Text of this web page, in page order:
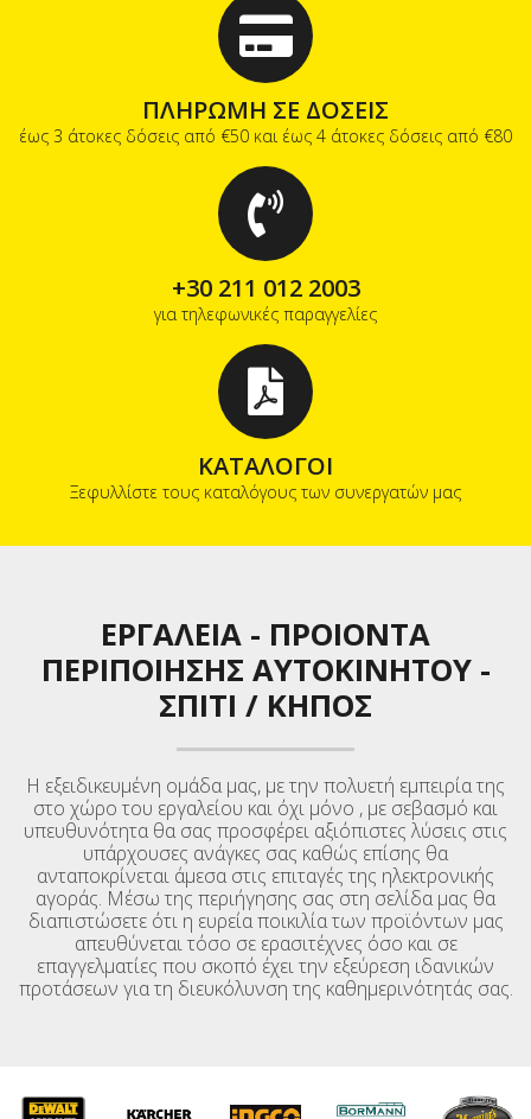
ΠΛΗΡΩΜΗ ΣΕ ΔΟΣΕΙΣ
έως 3 άτοκες δόσεις από €50 και έως 4 άτοκες δόσεις από €80
+30 211 012 2003
για τηλεφωνικές παραγγελίες
ΚΑΤΑΛΟΓΟΙ
Ξεφυλλίστε τους καταλόγους των συνεργατών μας
ΕΡΓΑΛΕΙΑ - ΠΡΟΙΟΝΤΑ
ΠΕΡΙΠΟΙΗΣΗΣ ΑΥΤΟΚΙΝΉΤΟΥ-
ΣΠΙΤΙ / ΚΉΠΟΣ
Η εξειδικευμένη ομάδα μας, με την πολυετή εμπειρία της
στο χώρο του εργαλείου και όχι μόνο , με σεβασμό και
υπευθυνότητα θα σας προσφέρει αξιόπιστες λύσεις στις
υπάρχουσες ανάγκες σας καθώς επίσης θα
ανταποκρίνεται άμεσα στις επιταγές της ηλεκτρονικής
αγοράς. Μέσω της περιήγησης σας στη σελίδα μας θα
διαπιστώσετε ότι η ευρεία ποικιλία των προϊόντων μας
απευθύνεται τόσο σε ερασιτέχνες όσο και σε
επαγγελματίες που σκοπό έχει την εξεύρεση ιδανικών
προτάσεων για τη διευκόλυνση της καθημερινότητάς σας.